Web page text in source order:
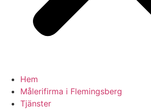
Hem
Målerifirma i Flemingsberg
Tjänster